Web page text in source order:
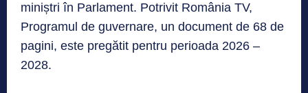
miniștri în Parlament. Potrivit România TV,
Programul de guvernare, un document de 68 de
pagini, este pregătit pentru perioada 2026 –
2028.